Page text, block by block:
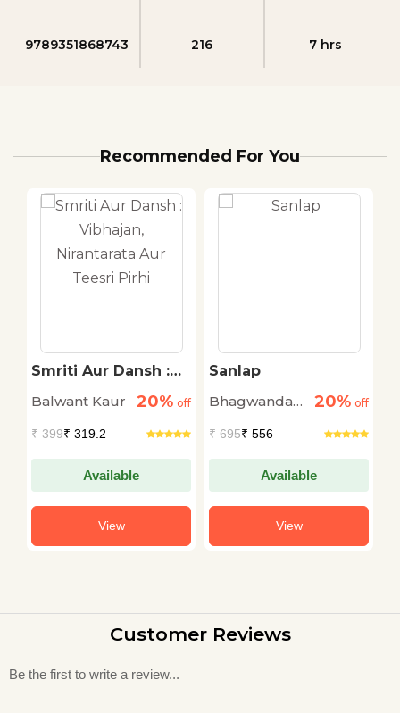
9789351868743 216 7 hrs
Recommended For You
Smriti Aur Dansh :
Aur Teesri Pirhi
Balwant Kaur 20% off
₹399₹ 319.2
Available
View
Sanlap
Bhagwandas
20% off
₹695₹ 556
Available
View
Customer Reviews
Be the first to write a review...